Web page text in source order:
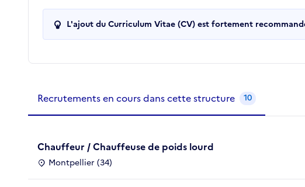
L'ajout du Curriculum Vitae (CV) est fortement
Recrutements de la structure
Recrutements en cours dans cette structure 10
Chauffeur / Chauffeuse de poids lourd
Montpellier (34)